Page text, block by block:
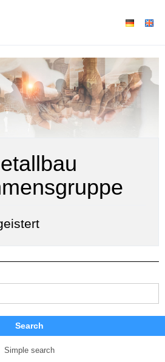
Search
Simple search